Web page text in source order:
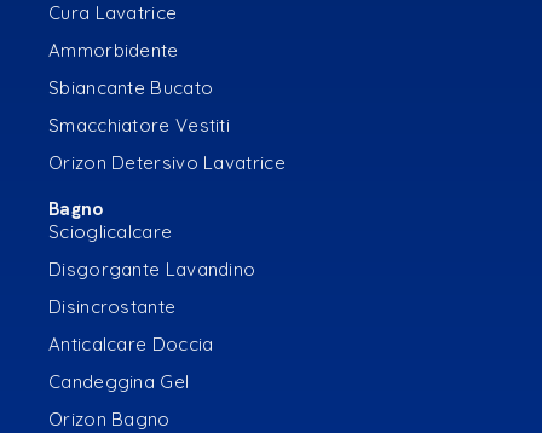
Cura Lavatrice
Ammorbidente
Sbiancante Bucato
Smacchiatore Vestiti
Orizon Detersivo Lavatrice
Bagno
Scioglicalcare
Disgorgante Lavandino
Disincrostante
Anticalcare Doccia
Candeggina Gel
Orizon Bagno